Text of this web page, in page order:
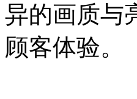
异的画质与
顾客体验。